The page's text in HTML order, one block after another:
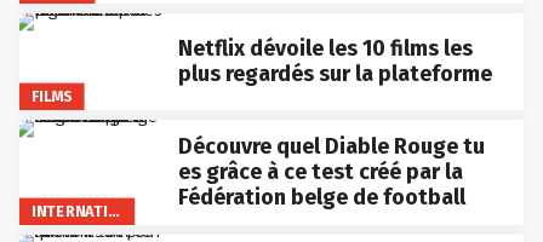
FILMS
Netflix dévoile les 10 films les
plus regardés sur la plateforme
INTERNATIONAL
Découvre quel Diable Rouge tu
es grâce à ce test créé par la
Fédération belge de football